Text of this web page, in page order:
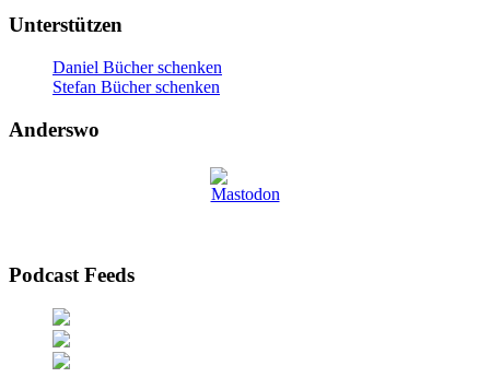
Unterstützen
Daniel Bücher schenken
Stefan Bücher schenken
Anderswo
Podcast Feeds